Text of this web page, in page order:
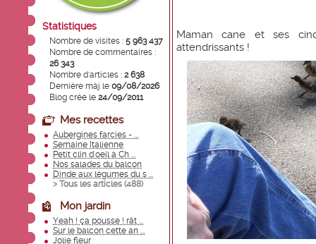
Statistiques
Nombre de visites : 5 963 437
Nombre de commentaires :
26 343
Nombre d'articles : 2 638
Dernière màj le 09/08/2026
Blog créé le 24/09/2011
Mes recettes
Aubergines farcies - ...
Semaine Italienne
Petit clin d'oeil à Ch ...
Nos salades du balcon
Dinde aux légumes du s ...
> Tous les articles (488)
Mon jardin
Yeah ! ça pousse ! rât ...
Sur le balcon cette an ...
Jolie fleur
Maman cane et ses
attendrissants !